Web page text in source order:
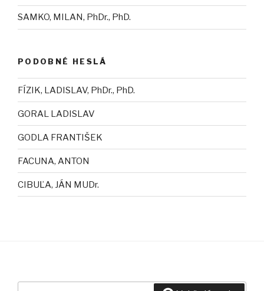
SAMKO, MILAN, PhDr., PhD.
PODOBNÉ HESLÁ
FÍZIK, LADISLAV, PhDr., PhD.
GORAL LADISLAV
GODLA FRANTIŠEK
FACUNA, ANTON
CIBUĽA, JÁN MUDr.